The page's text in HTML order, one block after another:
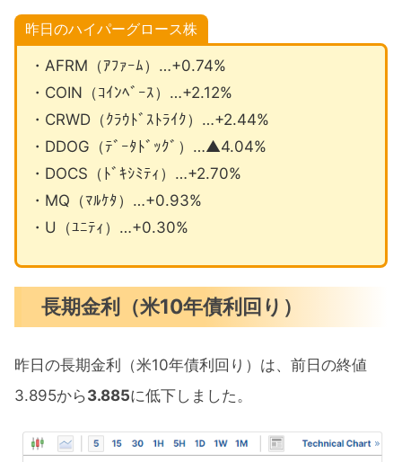
昨日のハイパーグロース株
・AFRM（ｱﾌｧｰﾑ）…+0.74%
・COIN（ｺｲﾝﾍﾞｰｽ）…+2.12%
・CRWD（ｸﾗｳﾄﾞｽﾄﾗｲｸ）…+2.44%
・DDOG（ﾃﾞｰﾀﾄﾞｯｸﾞ）…▲4.04%
・DOCS（ﾄﾞｷｼﾐﾃｨ）…+2.70%
・MQ（ﾏﾙｹﾀ）…+0.93%
・U（ﾕﾆﾃｨ）…+0.30%
長期金利（米10年債利回り）
昨日の長期金利（米10年債利回り）は、前日の終値
3.895から3.885に低下しました。